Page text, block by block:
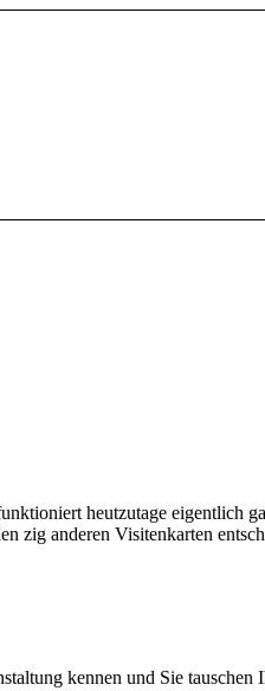
heutzutage eigentlich
zig anderen Visitenkarten
kennen und Sie tauschen